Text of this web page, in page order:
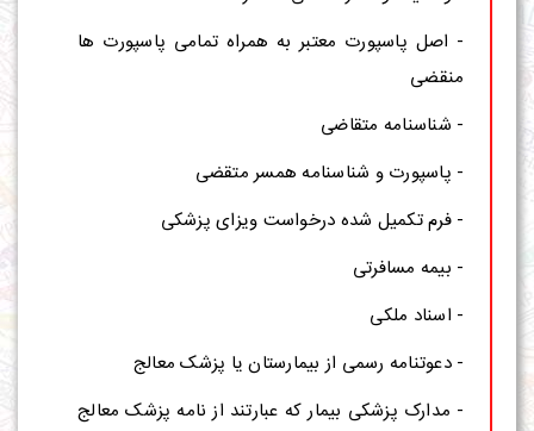
- اصل پاسپورت معتبر به همراه تمامی پاسپورت ها
منقضی
- شناسنامه متقاضی
- پاسپورت و شناسنامه همسر متقضی
- فرم تکمیل شده درخواست ویزای پزشکی
- بیمه مسافرتی
- اسناد ملکی
- دعوتنامه رسمی از بیمارستان یا پزشک معالج
- مدارک پزشکی بیمار که عبارتند از نامه پزشک معالج